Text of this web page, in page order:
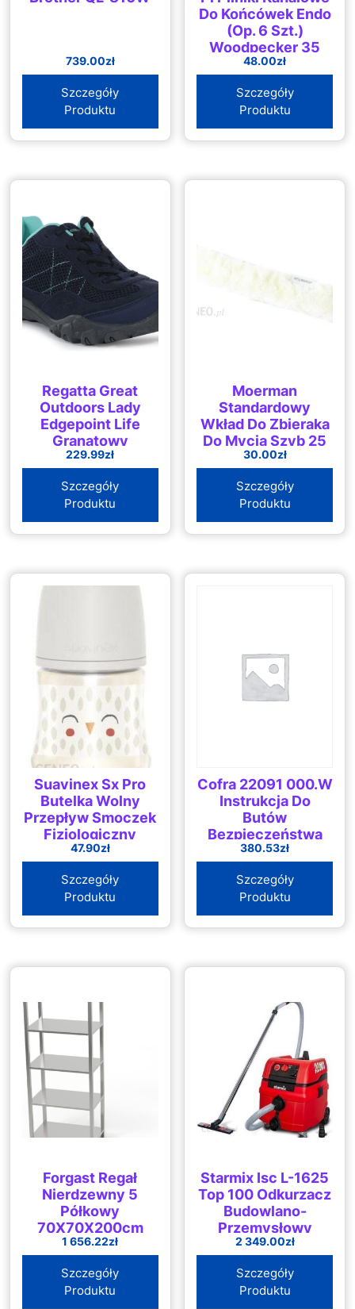
739.00zł
Szczegóły
Produktu
Do Końcówek Endo
(Op. 6 Szt.)
Woodpecker 35
48.00zł
Szczegóły
Produktu
Regatta Great
Outdoors Lady
Edgepoint Life
Granatowy
RWF701GHE
229.99zł
Szczegóły
Produktu
Moerman
Standardowy
Wkład Do Zbieraka
Do Mycia Szyb 25
cm
30.00zł
Szczegóły
Produktu
Suavinex Sx Pro
Butelka Wolny
Przepływ Smoczek
Fizjologiczny
Bonhomia 150ml
Sowa Beżowa
47.90zł
Szczegóły
Produktu
Cofra 22091 000.W
Instrukcja Do
Butów
Bezpieczeństwa
S3 Src
380.53zł
Szczegóły
Produktu
Forgast Regał
Nierdzewny 5
Półkowy
70X70X200cm
(FG032207007002000)
1 656.22zł
Szczegóły
Produktu
Starmix Isc L-1625
Top 100 Odkurzacz
Budowlano-
Przemysłowy
1600W Sx103204
2 349.00zł
Szczegóły
Produktu